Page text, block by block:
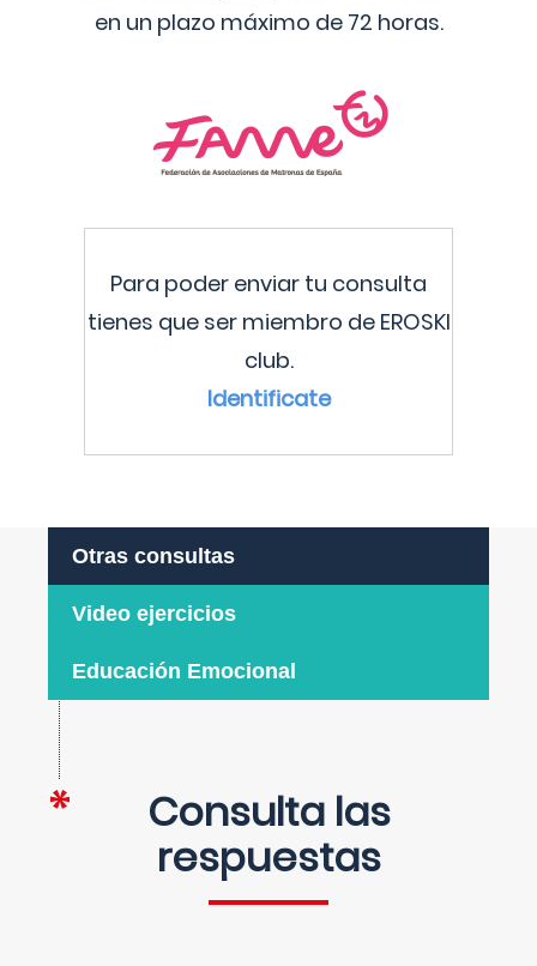
en un plazo máximo de 72 horas.
Para poder enviar tu consulta
tienes que ser miembro de EROSKI
club.
Identificate
Otras consultas
Video ejercicios
Educación Emocional
Consulta las
respuestas